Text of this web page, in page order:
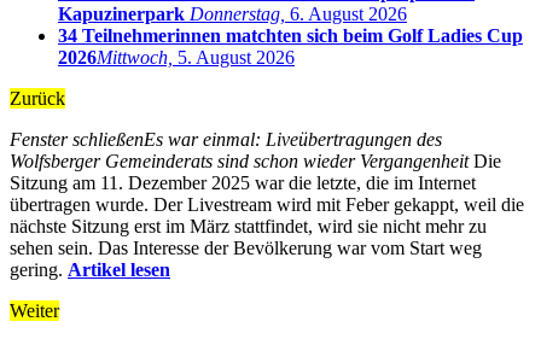
Kapuzinerpark Donnerstag, 6. August 2026
34 Teilnehmerinnen matchten sich beim Golf Ladies Cup
2026Mittwoch, 5. August 2026
Zurück
Fenster schließenEs war einmal: Liveübertragungen des
Wolfsberger Gemeinderats sind schon wieder VergangenheitDie
Sitzung am 11. Dezember 2025 war die letzte, die im Internet
übertragen wurde. Der Livestream wird mit Feber gekappt, weil die
nächste Sitzung erst im März stattfindet, wird sie nicht mehr zu
sehen sein. Das Interesse der Bevölkerung war vom Start weg
gering. Artikel lesen
Weiter